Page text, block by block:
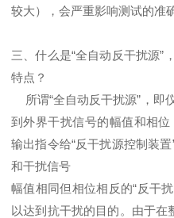
较大），会严重影响测试的准
三、什么是“全自动反干扰源”
特点？
所谓“全自动反干扰源”，即
到外界干扰信号的幅值和相
输出指令给“反干扰源控制装
和干扰信号
幅值相同但相位相反的“反干
以达到抗干扰的目的。由于在